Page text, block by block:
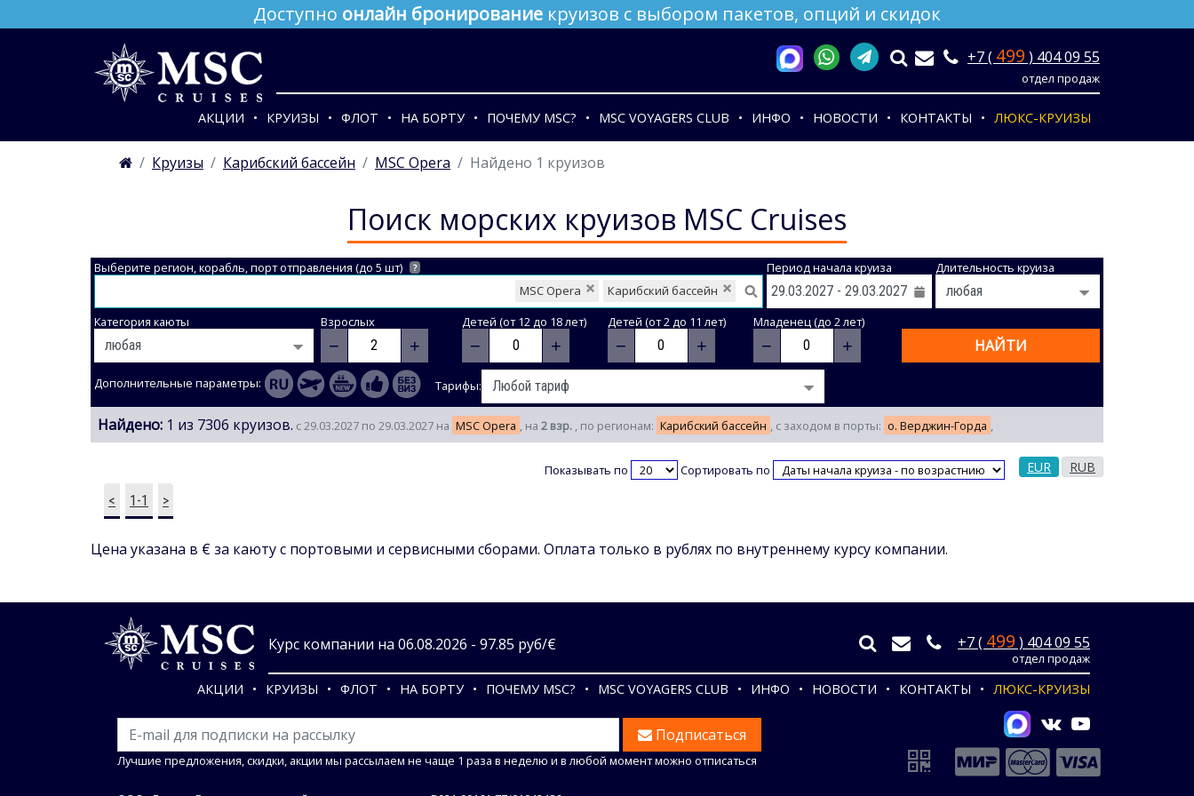
Доступно онлайн бронирование круизов с выбором пакетов, опций и скидок
+7 ( 499 ) 404 09 55
отдел продаж
АКЦИИ КРУИЗЫ ФЛОТ НА БОРТУ ПОЧЕМУ MSC? MSC VOYAGERS CLUB ИНФО НОВОСТИ КОНТАКТЫ ЛЮКС-КРУИЗЫ
Круизы Карибский бассейн MSC Opera Найдено 1 круизов
Поиск морских круизов MSC Cruises
Выберите регион, корабль, порт отправления (до 5 шт) ?
Карибский бассейн
MSC Opera
Период начала круиза Длительность круиза
Категория каюты Взрослых
− +
Детей (от 12 до 18 лет)
− +
Детей (от 2 до 11 лет)
− +
Младенец (до 2 лет)
− + НАЙТИ
Дополнительные параметры: Тарифы:
Найдено: 1 из 7306 круизов. с 29.03.2027 по 29.03.2027 на MSC Opera , на 2 взр. , по регионам: Карибский бассейн , с заходом в порты: о. Верджин-Горда ,
Показывать по Сортировать по EUR
RUB
<
1-1 >
Цена указана в € за каюту с портовыми и сервисными сборами. Оплата только в рублях по внутреннему курсу компании.
Курс компании на 06.08.2026 - 97.85 руб/€ +7 ( 499 ) 404 09 55
отдел продаж
АКЦИИ КРУИЗЫ ФЛОТ НА БОРТУ ПОЧЕМУ MSC? MSC VOYAGERS CLUB ИНФО НОВОСТИ КОНТАКТЫ ЛЮКС-КРУИЗЫ
Подписаться
Лучшие предложения, скидки, акции мы рассылаем не чаще 1 раза в неделю и в любой момент можно отписаться